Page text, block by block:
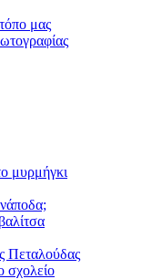
μας
μυρμήγκι
Πεταλούδας
σχολείο